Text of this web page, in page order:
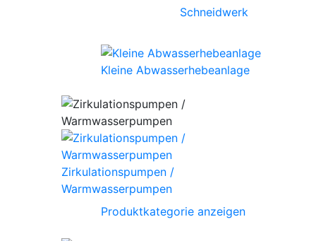
Schneidwerk
Kleine Abwasserhebeanlage
Zirkulationspumpen /
Warmwasserpumpen
Produktkategorie anzeigen